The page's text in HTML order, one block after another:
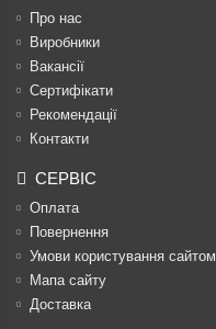
Про нас
Виробники
Вакансії
Сертифікати
Рекомендації
Контакти
СЕРВІС
Оплата
Повернення
Умови користування сайтом
Мапа сайту
Доставка